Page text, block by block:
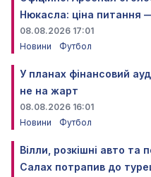
Нюкасла: ціна питання
08.08.2026 17:01
Новини
Футбол
У планах фінансовий
не на жарт
08.08.2026 16:01
Новини
Футбол
Вілли, розкішні авто
Салах потрапив до